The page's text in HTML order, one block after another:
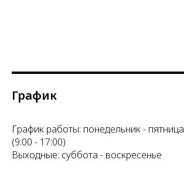
График
График работы: понедельник - пятница
(9:00 - 17:00)
Выходные: суббота - воскресенье